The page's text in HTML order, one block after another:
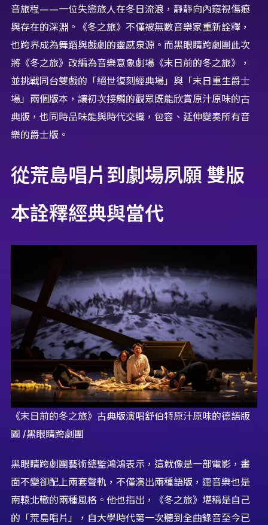
音旅程——一位失戀旅人在冬日流浪，靜靜向內窺視傷痕
與存在的深淵。《冬之旅》不僅被無數音樂家重新詮釋，
也跨界成為舞蹈與戲劇的靈感泉源。而黑眼睛跨劇團此次
將《冬之旅》改編為音樂意象劇場《末日前的冬之旅》，
並挑戰同台雙戲的「絕世復刻經典場」與「末日重生爵士
場」兩個版本，讓初次接觸的觀眾既能欣賞原汁原味的古
典版，也同時品味能與時代交織，包容、延伸變奏所有音
樂的爵士版。
從荒島唱片到劇場夙願 雙版
本詮釋經典與當代
《末日前的冬之旅》古典版演唱舒伯特原汁原味的德語版
圖 /黑眼睛跨劇團
黑眼睛跨劇團藝術總監鴻鴻表示，這就像是一部電影，畫
面不變卻配上兩套聲軌，不僅演出兩種語版，連音樂也是
南轅北轍的兩種風格。他也指出，《冬之旅》堪稱是自己
的「荒島唱片」，自大學時代第一次聽到全曲錄音至今已